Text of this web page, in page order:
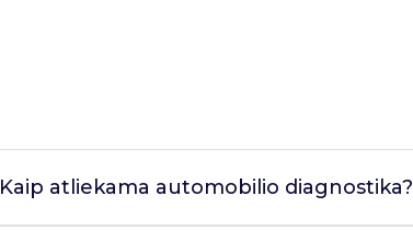
Kaip atliekama automobilio diagnostika?